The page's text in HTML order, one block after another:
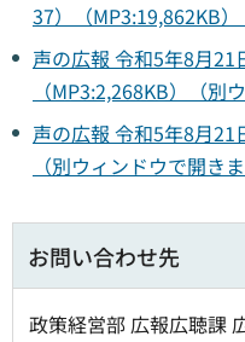
37）（MP3:19,862KB）
声の広報 令和5年8月21
（MP3:2,268KB）（別
声の広報 令和5年8月21
（別ウィンドウで開きま
お問い合わせ先
政策経営部 広報広聴課